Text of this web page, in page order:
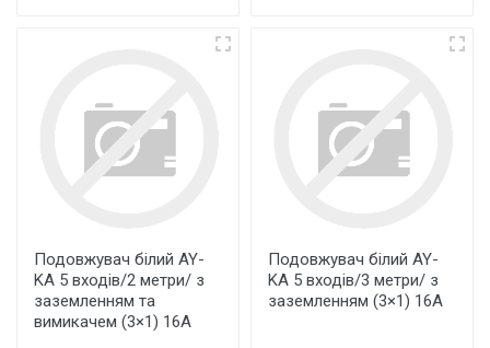
Подовжувач білий AY-
KA 5 входів/2 метри/ з
заземленням та
вимикачем (3×1) 16А
Подовжувач білий AY-
KA 5 входів/3 метри/ з
заземленням (3×1) 16А